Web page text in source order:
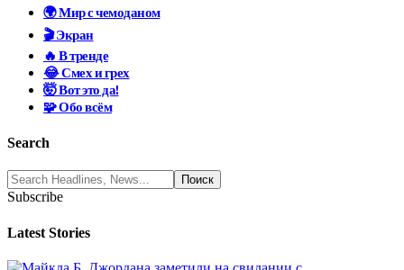
🌍 Мир с чемоданом
🎬 Экран
🔥 В тренде
😂 Смех и грех
🤯 Вот это да!
🧩 Обо всём
Search
Subscribe
Latest Stories